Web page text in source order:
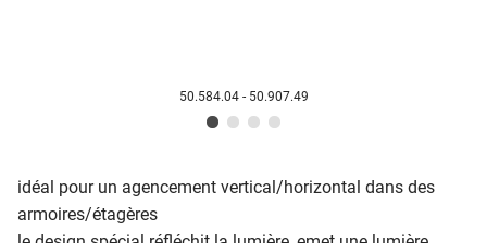
50.584.04 - 50.907.49
idéal pour un agencement vertical/horizontal dans des
armoires/étagères